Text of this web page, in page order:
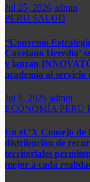
Jul 25, 2026 admin
PERÚ SALUD
“Convenio
Cayetano Heredia’
y lanzan
academia al servicio
Jul 8, 2026 admin
ECONOMÍA PERÚ
En el ‘X Consejo de
distribución de
territoriales
mejor a cada